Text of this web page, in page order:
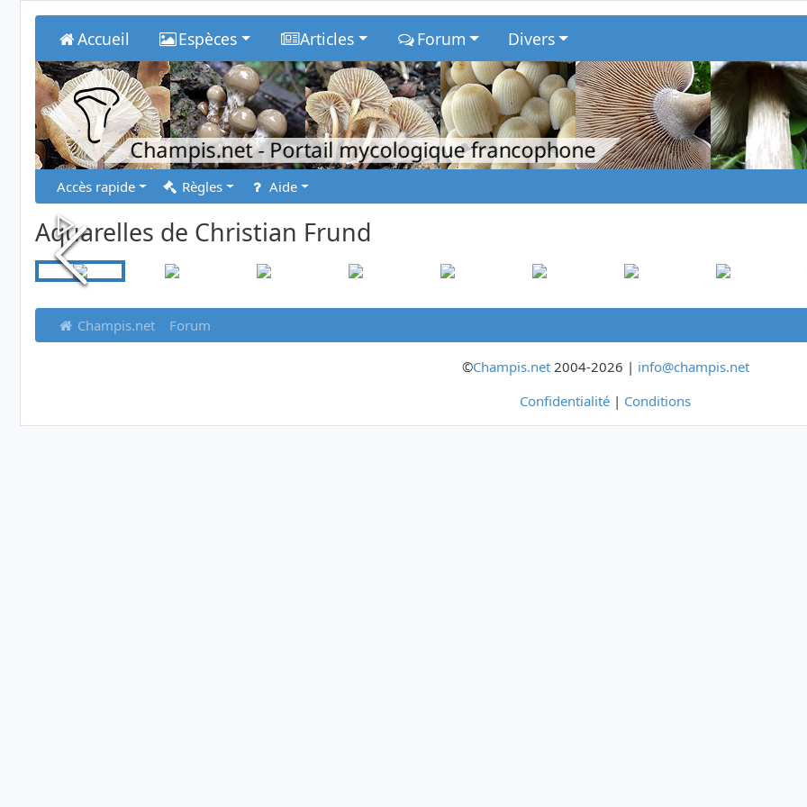
Accueil Espèces Articles Forum Divers
Champis.net- Portail mycologique francophone
Accès rapide Règles Aide
Aquarelles de Christian Frund
Champis.net Forum
©Champis.net2004-2026 | info@champis.net
Confidentialité | Conditions